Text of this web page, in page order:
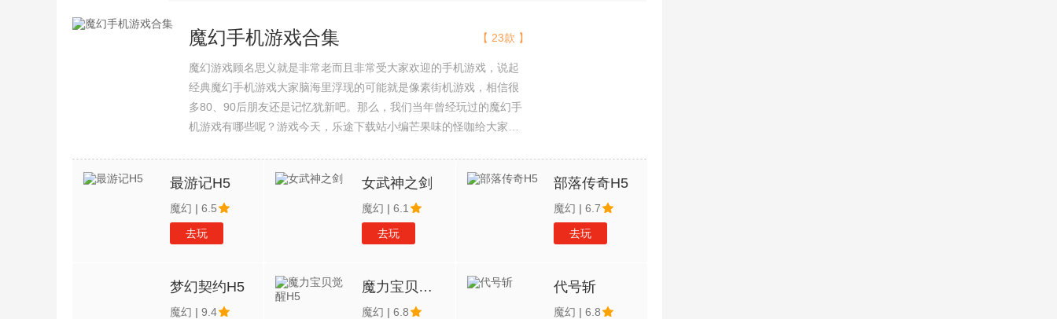
魔幻手机游戏合集
魔幻游戏顾名思义就是非常老而且非常受大家欢迎的手机游戏，说起
经典魔幻手机游戏大家脑海里浮现的可能就是像素街机游戏，相信很
多80、90后朋友还是记忆犹新吧。那么，我们当年曾经玩过的魔幻手
机游戏有哪些呢？游戏今天，乐途下载站小编芒果味的怪咖给大家搜
【 23款 】
最游记H5
魔幻 | 6.5
去玩
女武神之剑
魔幻 | 6.1
去玩
部落传奇H5
魔幻 | 6.7
去玩
梦幻契约H5
魔幻 | 9.4
魔力宝贝觉醒H5
魔幻 | 6.8
代号斩
魔幻 | 6.8